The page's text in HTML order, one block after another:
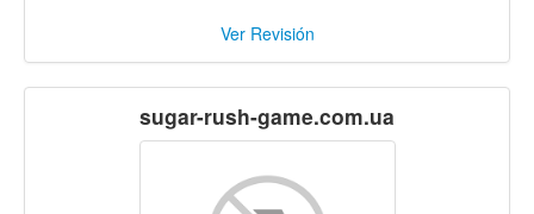
Ver Revisión
sugar-rush-game.com.ua